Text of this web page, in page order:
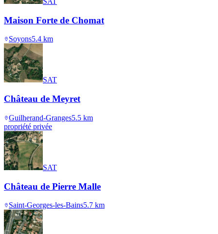
Maison Forte de Chomat
Soyons5.4 km
SAT
Château de Meyret
Guilherand-Granges5.5 km
propriété privée
SAT
Château de Pierre Malle
Saint-Georges-les-Bains5.7 km